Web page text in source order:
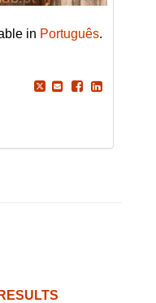
in Português.